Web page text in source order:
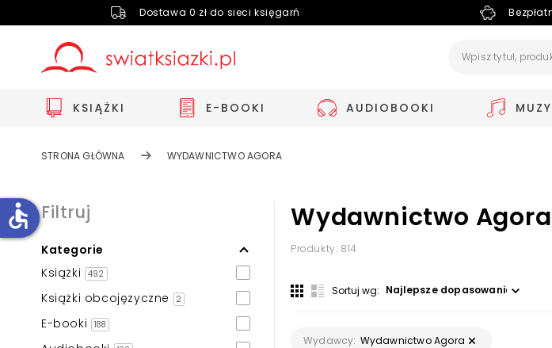
Dostawa 0 zł do sieci księgarń
KSIĄŻKI E-BOOKI AUDIOBOOKI
STRONA GŁÓWNA WYDAWNICTWO AGORA
Filtruj
Kategorie
Książki
492
Książki obcojęzyczne 2
E-booki 188
Wydawnictwo Agora
Produkty: 814
Sortuj wg:
Wydawcy: Wydawnictwo Agora
accessible
Zwiększ rozmiar czcionki
Zmniejsz rozmiar czcionki